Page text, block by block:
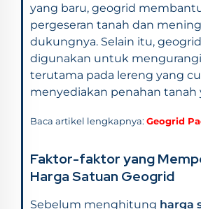
yang baru, geogrid
pergeseran tanah dan
dukungnya. Selain itu,
digunakan untuk
terutama pada lereng yang
menyediakan penahan tanah
Baca artikel lengkapnya: Geogrid
Faktor-faktor yang
Harga Satuan Geogrid
Sebelum menghitung harga